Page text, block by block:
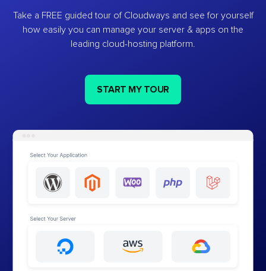
Take a FREE guided tour of Cloudways and see for yourself
how easily you can manage your server & apps on the
leading cloud-hosting platform.
START MY TOUR